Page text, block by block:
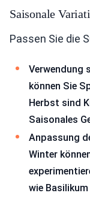
Saisonale
Passen Sie die
Verwendung
können Sie
Herbst sind
Saisonales
Anpassung
Winter
wie